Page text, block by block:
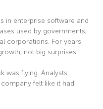
in enterprise software and
used by governments,
corporations. For years
not big surprises.
was flying. Analysts
felt like it had